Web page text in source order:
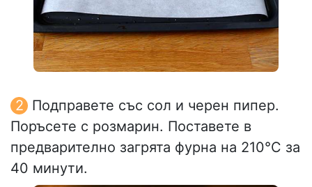
Подправете със сол и черен пипер.
Поръсете с розмарин. Поставете в
предварително загрята фурна на 210°C за
40 минути.